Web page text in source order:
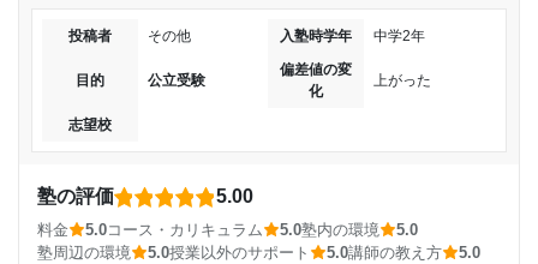
第一志望校：合格
第三志望校：
週1日
1時間～2時間未満
教えてもらえるのでよかったです。
コース・カリキュラム
コースについては通年でした。基本はテキストベースで進め
ますが、その時々によって自分がやりたいものを持っていく
講師の教え方
くたびに起こしてもらっていました。教え方は淡々としてい
投稿者 その他 入塾時学年 中学2年
目的 公立受験
偏差値の変
化
上がった
志望校
塾の評価 5.00
料金 5.0コース・カリキュラム 5.0塾内の環境
5.0
塾周辺の環境
5.0授業以外のサポート 5.0講師の教え方 5.0